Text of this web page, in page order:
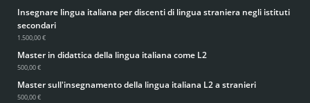
Insegnare lingua italiana per discenti di lingua straniera negli istituti
secondari
1.500,00 €
Master in didattica della lingua italiana come L2
500,00 €
Master sull'insegnamento della lingua italiana L2 a stranieri
500,00 €